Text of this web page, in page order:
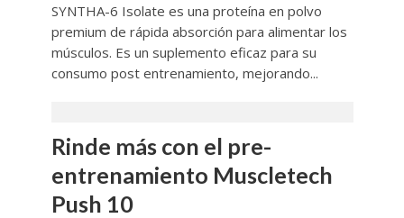
SYNTHA-6 Isolate es una proteína en polvo
premium de rápida absorción para alimentar los
músculos. Es un suplemento eficaz para su
consumo post entrenamiento, mejorando...
Rinde más con el pre-
entrenamiento Muscletech
Push 10